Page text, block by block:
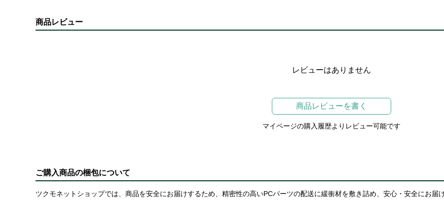
商品レビュー
レビューはありません
商品レビューを書く
マイページの購入履歴よりレビュー可能です
ご購入商品の梱包について
ツクモネットショップでは、商品を安全にお届けするため、精密性の高いPCパーツの配送に緩衝材を敷き詰め、安心・安全にお届